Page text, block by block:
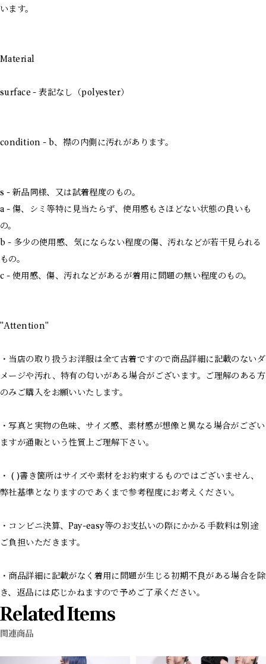
います。
Material
surface - 表記なし（polyester）
condition - b、襟の内側に汚れがあります。
s - 新品同様、又は試着程度のもの。
a - 傷、シミ等特に見当たらず、使用感もさほどない状態の良いも
の。
b - 多少の使用感、気にならない程度の傷、汚れなどが若干見られる
もの。
c - 使用感、傷、汚れなどがあるが着用に問題の無い程度のもの。
"Attention"
・当店の取り扱うお洋服は全て古着ですので商品詳細に記載のないダ
メージや汚れ、特有の匂いがある場合がございます。ご理解のある方
のみご購入をお願いいたします。
・写真と実物の色味、サイズ感、素材感が想像と異なる場合がござい
ますが通販という性質上ご理解下さい。
・ ( )書き箇所はサイズや素材をお約束するものではございません、
弊社基準となりますのであくまで参考程度にお考えください。
・コンビニ決算、Pay-easy等のお支払いの際にかかる手数料は別途
ご負担いただきます。
・商品詳細に記載がなく着用に問題が生じる初期不良がある場合を除
き、返品には応じかねますので予めご了承ください。
Related Items
関連商品